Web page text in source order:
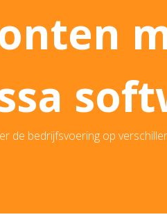
de bedrijfsvoering op